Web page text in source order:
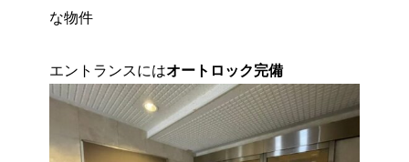
な物件
エントランスにはオートロック完備